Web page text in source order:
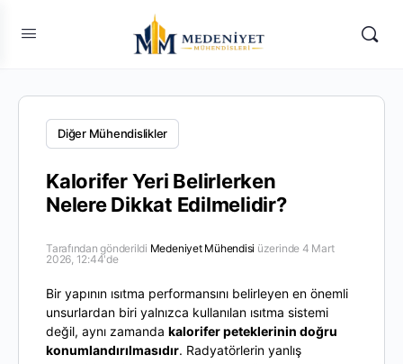
Diğer Mühendislikler
Kalorifer Yeri Belirlerken
Nelere Dikkat Edilmelidir?
Tarafından gönderildi Medeniyet Mühendisi üzerinde 4 Mart
2026, 12:44'de
Bir yapının ısıtma performansını belirleyen en önemli
unsurlardan biri yalnızca kullanılan ısıtma sistemi
değil, aynı zamanda kalorifer peteklerinin doğru
konumlandırılmasıdır. Radyatörlerin yanlış